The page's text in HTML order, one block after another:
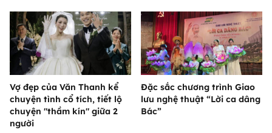
Vợ đẹp của Văn Thanh kể
chuyện tình cổ tích, tiết lộ
chuyện "thầm kín" giữa 2
người
Đặc sắc chương trình Giao
lưu nghệ thuật “Lời ca dâng
Bác”